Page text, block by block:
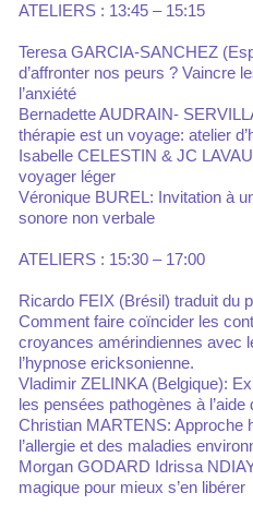
ATELIERS : 13:45 – 15:15
Teresa GARCIA-SANCHEZ
d’affronter nos peurs ? Vaincre
l’anxiété
Bernadette AUDRAIN-
thérapie est un voyage: atelier
Isabelle CELESTIN & JC
voyager léger
Véronique BUREL: Invitation à
sonore non verbale
ATELIERS : 15:30 – 17:00
Ricardo FEIX (Brésil) traduit du
Comment faire coïncider les
croyances amérindiennes avec
l’hypnose ericksonienne.
Vladimir ZELINKA (Belgique):
les pensées pathogènes à
Christian MARTENS: Approche
l’allergie et des maladies
Morgan GODARD Idrissa
magique pour mieux s’en libérer